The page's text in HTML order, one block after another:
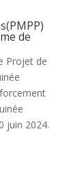
de
Projet de
juin 2024.